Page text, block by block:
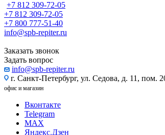
+7 812 309-72-05
+7 812 309-72-05
+7 800 777-51-40
info@spb-repiter.ru
Заказать звонок
Задать вопрос
info@spb-repiter.ru
г. Санкт-Петербург, ул. Седова, д. 11, пом.
офис и магазин
Вконтакте
Telegram
MAX
Яндекс.Дзен